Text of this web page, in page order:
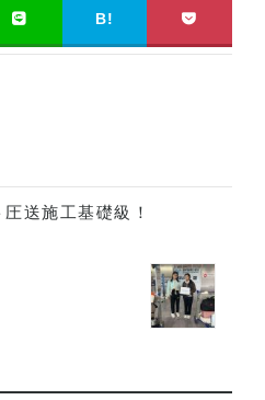
B!
送施工基礎級！